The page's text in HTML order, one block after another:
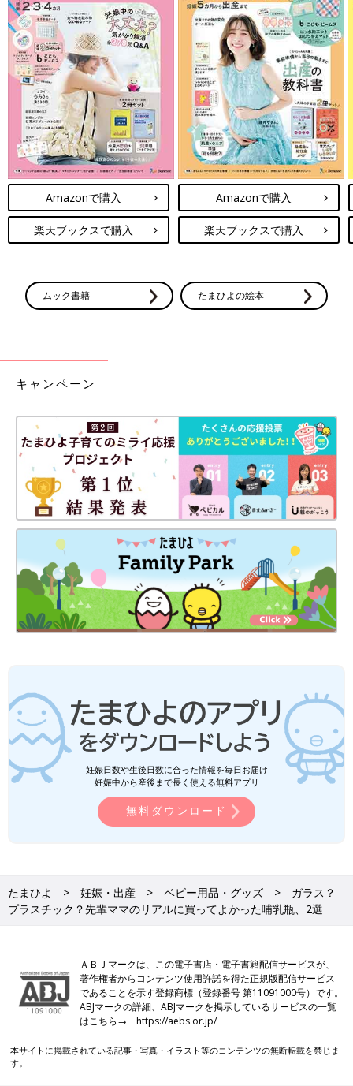
Amazonで購入
楽天ブックスで購入
Amazonで購入
楽天ブックスで購入
ムック書籍 たまひよの絵本
キャンペーン
妊娠日数や生後日数に合った情報を毎日お届け
妊娠中から産後まで長く使える無料アプリ
無料ダウンロード
たまひよ 妊娠・出産 ベビー用品・グッズ
ガラス？
プラスチック？先輩ママのリアルに買ってよかった哺乳瓶、2選
ＡＢＪマークは、この電子書店・電子書籍配信サービスが、
著作権者からコンテンツ使用許諾を得た正規版配信サービス
であることを示す登録商標（登録番号 第11091000号）です。
ABJマークの詳細、ABJマークを掲示しているサービスの一覧
はこちら→https://aebs.or.jp/
本サイトに掲載されている記事・写真・イラスト等のコンテンツの無断転載を禁じま
す。